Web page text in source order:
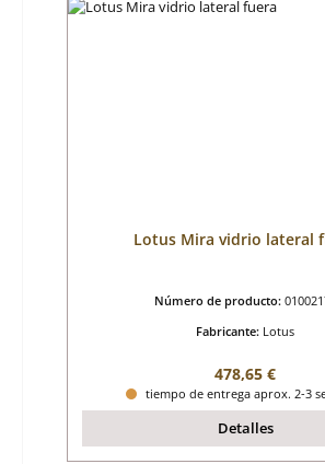
Lotus Mira vidrio lateral
Número de producto:
Fabricante: Lotus
Precio normal:
478,65 €
tiempo de entrega aprox. 2-3
Detalles